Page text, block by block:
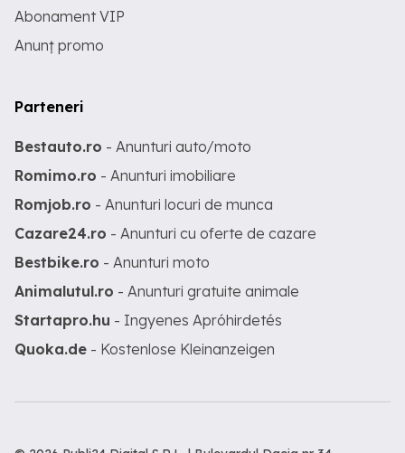
Abonament VIP
Anunț promo
Parteneri
Bestauto.ro - Anunturi auto/moto
Romimo.ro - Anunturi imobiliare
Romjob.ro - Anunturi locuri de munca
Cazare24.ro - Anunturi cu oferte de cazare
Bestbike.ro - Anunturi moto
Animalutul.ro - Anunturi gratuite animale
Startapro.hu - Ingyenes Apróhirdetés
Quoka.de - Kostenlose Kleinanzeigen